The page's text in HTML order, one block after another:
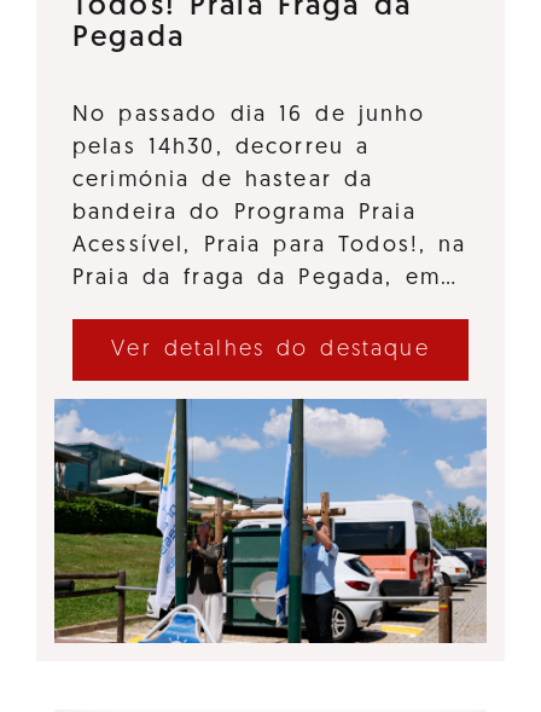
Todos! Praia Fraga da
Pegada
No passado dia 16 de junho
pelas 14h30, decorreu a
cerimónia de hastear da
bandeira do Programa Praia
Acessível, Praia para Todos!, na
Praia da fraga da Pegada, em…
Ver detalhes do destaque